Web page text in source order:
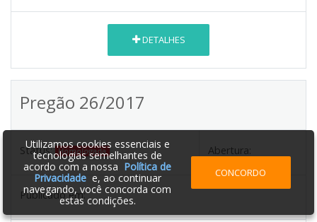
DETALHES
Pregão 26/2017
Status: Homologada Abertura:
Publicado em:
Utilizamos cookies essenciais e
tecnologias semelhantes de
acordo com a nossa Política de
Privacidadee, ao continuar
navegando, você concorda com
estas condições.
CONCORDO